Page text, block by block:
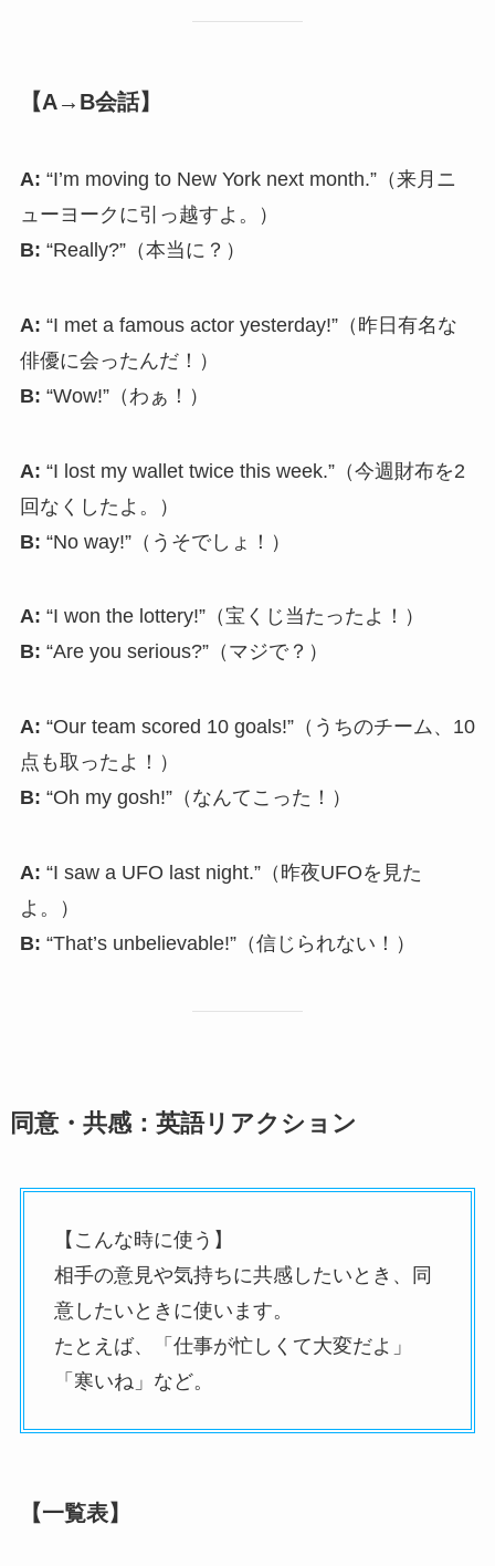
【A→B会話】
A: “I’m moving to New York next month.”（来月ニ
ューヨークに引っ越すよ。）
B: “Really?”（本当に？）
A: “I met a famous actor yesterday!”（昨日有名な
俳優に会ったんだ！）
B: “Wow!”（わぁ！）
A: “I lost my wallet twice this week.”（今週財布を2
回なくしたよ。）
B: “No way!”（うそでしょ！）
A: “I won the lottery!”（宝くじ当たったよ！）
B: “Are you serious?”（マジで？）
A: “Our team scored 10 goals!”（うちのチーム、10
点も取ったよ！）
B: “Oh my gosh!”（なんてこった！）
A: “I saw a UFO last night.”（昨夜UFOを見た
よ。）
B: “That’s unbelievable!”（信じられない！）
同意・共感：英語リアクション
【こんな時に使う】
相手の意見や気持ちに共感したいとき、同
意したいときに使います。
たとえば、「仕事が忙しくて大変だよ」
「寒いね」など。
【一覧表】